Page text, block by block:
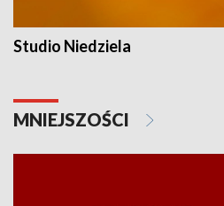
Studio Niedziela
MNIEJSZOŚCI